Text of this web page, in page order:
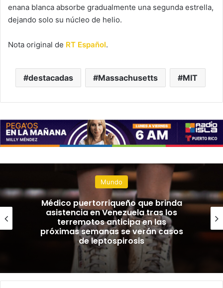
enana blanca absorbe gradualmente una segunda estrella,
dejando solo su núcleo de helio.
Nota original de RT Español.
destacadas Massachusetts MIT
Mundo
Médicos puertorriqueños detectan
casos de cólera y sarna tras
terremotos en Venezuela